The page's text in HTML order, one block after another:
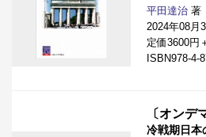
平田達治 著
2024年08
定価3600円
ISBN978-4-
〔オンデ
冷戦期日本